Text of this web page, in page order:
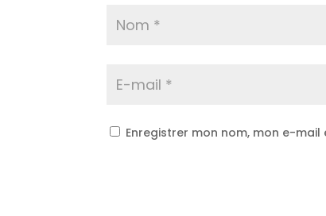
Enregistrer mon nom, mon e-